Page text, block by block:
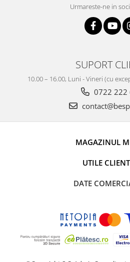
Urmareste-ne in
SUPORT
10.00 – 16.00, Luni - Vineri (cu
0722 222
MAGAZINUL
UTILE
DATE